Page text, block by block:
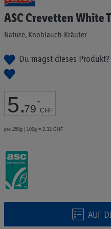
ASC Crevetten White
Nature, Knoblauch-Kräuter
Du magst dieses Produkt?
5.79 *
CHF
pro 250g | 100g = 2.32 CHF
AUF
Anfang
der
springen